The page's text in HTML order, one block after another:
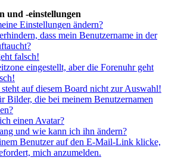
und -einstellungen
Einstellungen ändern?
dass mein Benutzername in der
falsch!
eingestellt, aber die Forenuhr geht
auf diesem Board nicht zur Auswahl!
Bilder, die bei meinem Benutzernamen
einen Avatar?
und wie kann ich ihn ändern?
Benutzer auf den E-Mail-Link klicke,
mich anzumelden.